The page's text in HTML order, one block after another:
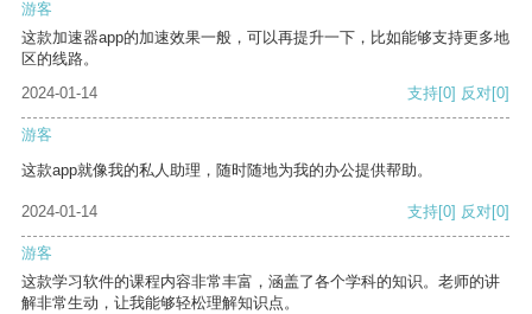
游客
这款加速器app的加速效果一般，可以再提升一下，比如能够支持更多地
区的线路。
2024-01-14
支持[0] 反对[0]
游客
这款app就像我的私人助理，随时随地为我的办公提供帮助。
2024-01-14 支持[0] 反对[0]
游客
这款学习软件的课程内容非常丰富，涵盖了各个学科的知识。老师的讲
解非常生动，让我能够轻松理解知识点。